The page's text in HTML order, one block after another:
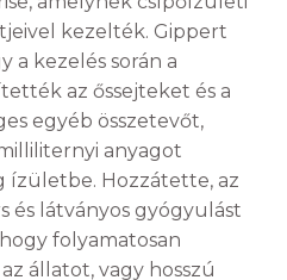
kezelték. Gippert
a kezelés során a
az őssejteket és a
egyéb összetevőt,
anyagot
ízületbe. Hozzátette, az
és látványos gyógyulást
folyamatosan
állatot, vagy hosszú